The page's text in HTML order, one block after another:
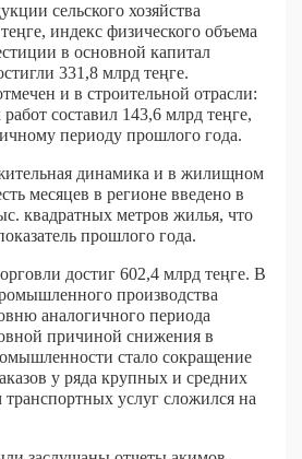
сельского хозяйства
индекс физического объема
в основной капитал
331,8 млрд теңге.
и в строительной отрасли:
составил 143,6 млрд теңге,
периоду прошлого года.
динамика и в жилищном
месяцев в регионе введено в
квадратных метров жилья, что
прошлого года.
достиг 602,4 млрд теңге. В
производства
аналогичного периода
причиной снижения в
стало сокращение
у ряда крупных и средних
услуг сложился на